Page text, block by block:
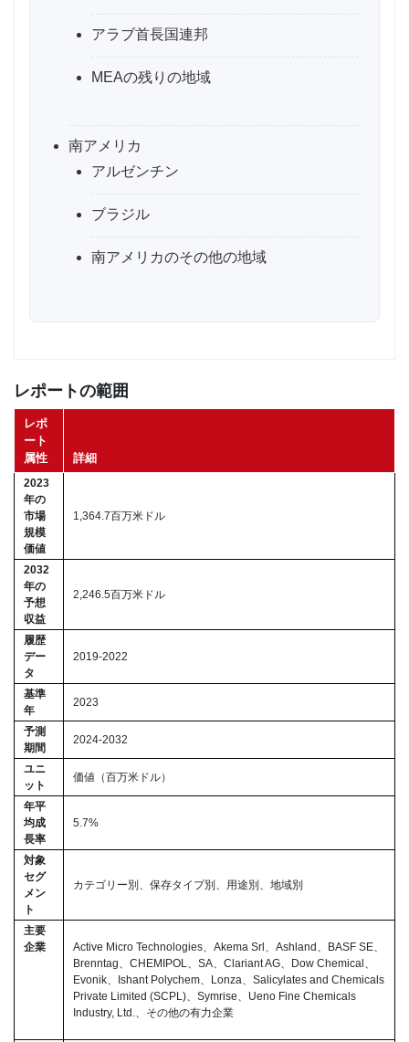
アラブ首長国連邦
MEAの残りの地域
南アメリカ
アルゼンチン
ブラジル
南アメリカのその他の地域
レポートの範囲
レポ
ート
属性
詳細
2023
年の
市場
規模
価値
1,364.7百万米ドル
2032
年の
予想
収益
2,246.5百万米ドル
履歴
デー
タ
2019-2022
基準
年
2023
予測
期間
2024-2032
ユニ
ット
価値（百万米ドル）
年平
均成
長率
5.7%
対象
セグ
メン
ト
カテゴリー別、保存タイプ別、用途別、地域別
主要
企業
Active Micro Technologies、Akema Srl、Ashland、BASF SE、
Brenntag、CHEMIPOL、SA、Clariant AG、Dow Chemical、
Evonik、Ishant Polychem、Lonza、Salicylates and Chemicals
Private Limited (SCPL)、Symrise、Ueno Fine Chemicals
Industry, Ltd.、その他の有力企業